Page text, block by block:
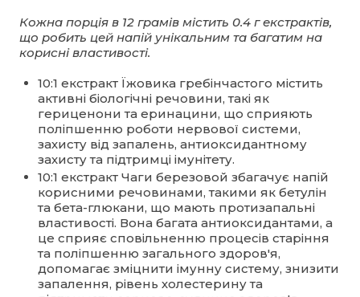
Кожна порція в 12 грамів містить 0.4 г екстрактів,
що робить цей напій унікальним та багатим на
корисні властивості.
10:1 екстракт Їжовика гребінчастого містить
активні біологічні речовини, такі як
гериценони та еринацини, що сприяють
поліпшенню роботи нервової системи,
захисту від запалень, антиоксидантному
захисту та підтримці імунітету.
10:1 екстракт Чаги березовой збагачує напій
корисними речовинами, такими як бетулін
та бета-глюкани, що мають протизапальні
властивості. Вона багата антиоксидантами, а
це сприяє сповільненню процесів старіння
та поліпшенню загального здоров'я,
допомагає зміцнити імунну систему, знизити
запалення, рівень холестерину та